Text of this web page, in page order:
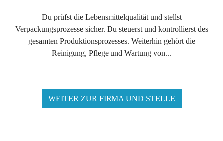
Du prüfst die Lebensmittelqualität und stellst
Verpackungsprozesse sicher. Du steuerst und kontrollierst des
gesamten Produktionsprozesses. Weiterhin gehört die
Reinigung, Pflege und Wartung von...
WEITER ZUR FIRMA UND STELLE